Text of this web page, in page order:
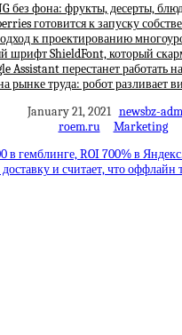
без фона: фрукты, десерты,
готовится к запуску
к проектированию
шрифт ShieldFont, который
Assistant перестанет
рынке труда: робот разливает
January 21, 2021 newsbz-
roem.ru
Marketing
в гемблинге, ROI 700% в
и считает, что